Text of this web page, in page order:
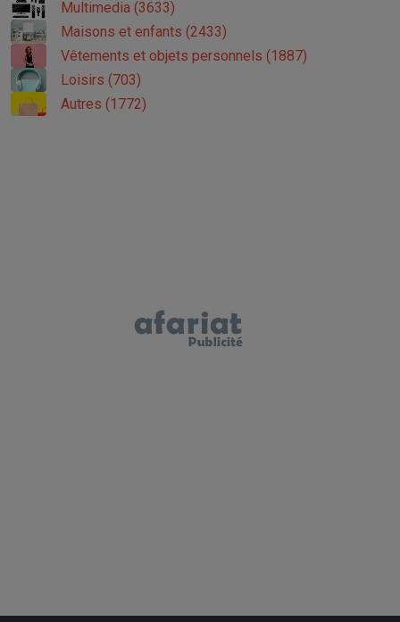
Multimedia (3633)
Maisons et enfants (2433)
Vêtements et objets personnels (1887)
Loisirs (703)
Autres (1772)